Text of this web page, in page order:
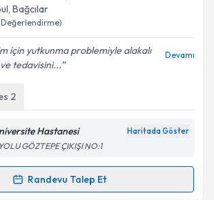
, Bağcılar
Değerlendirme)
için yutkunma problemiyle alakalı
tedavisini...
Devamı
2
Hastanesi Haritada Göster
GÖZTEPE ÇIKIŞI NO:1
Randevu Talep Et
Takvimi Talebi